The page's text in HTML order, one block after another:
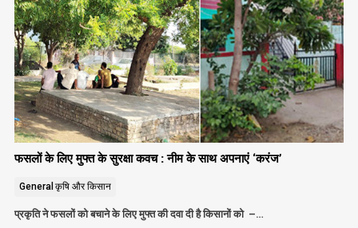
फसलों के लिए मुफ्त के सुरक्षा कवच : नीम के साथ अपनाएं ‘करंज’
General कृषि और किसान
प्रकृति ने फसलों को बचाने के लिए मुफ्त की दवा दी है किसानों को –…